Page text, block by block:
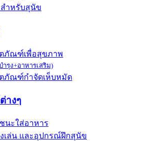
ำหรับสุนัข
ภัณฑ์เพื่อสุขภาพ
ำรุง+อาหารเสริม)
ภัณฑ์กำจัดเห็บหมัด
างๆ
นะใส่อาหาร
เล่น และอุปกรณ์ฝึกสุนัข